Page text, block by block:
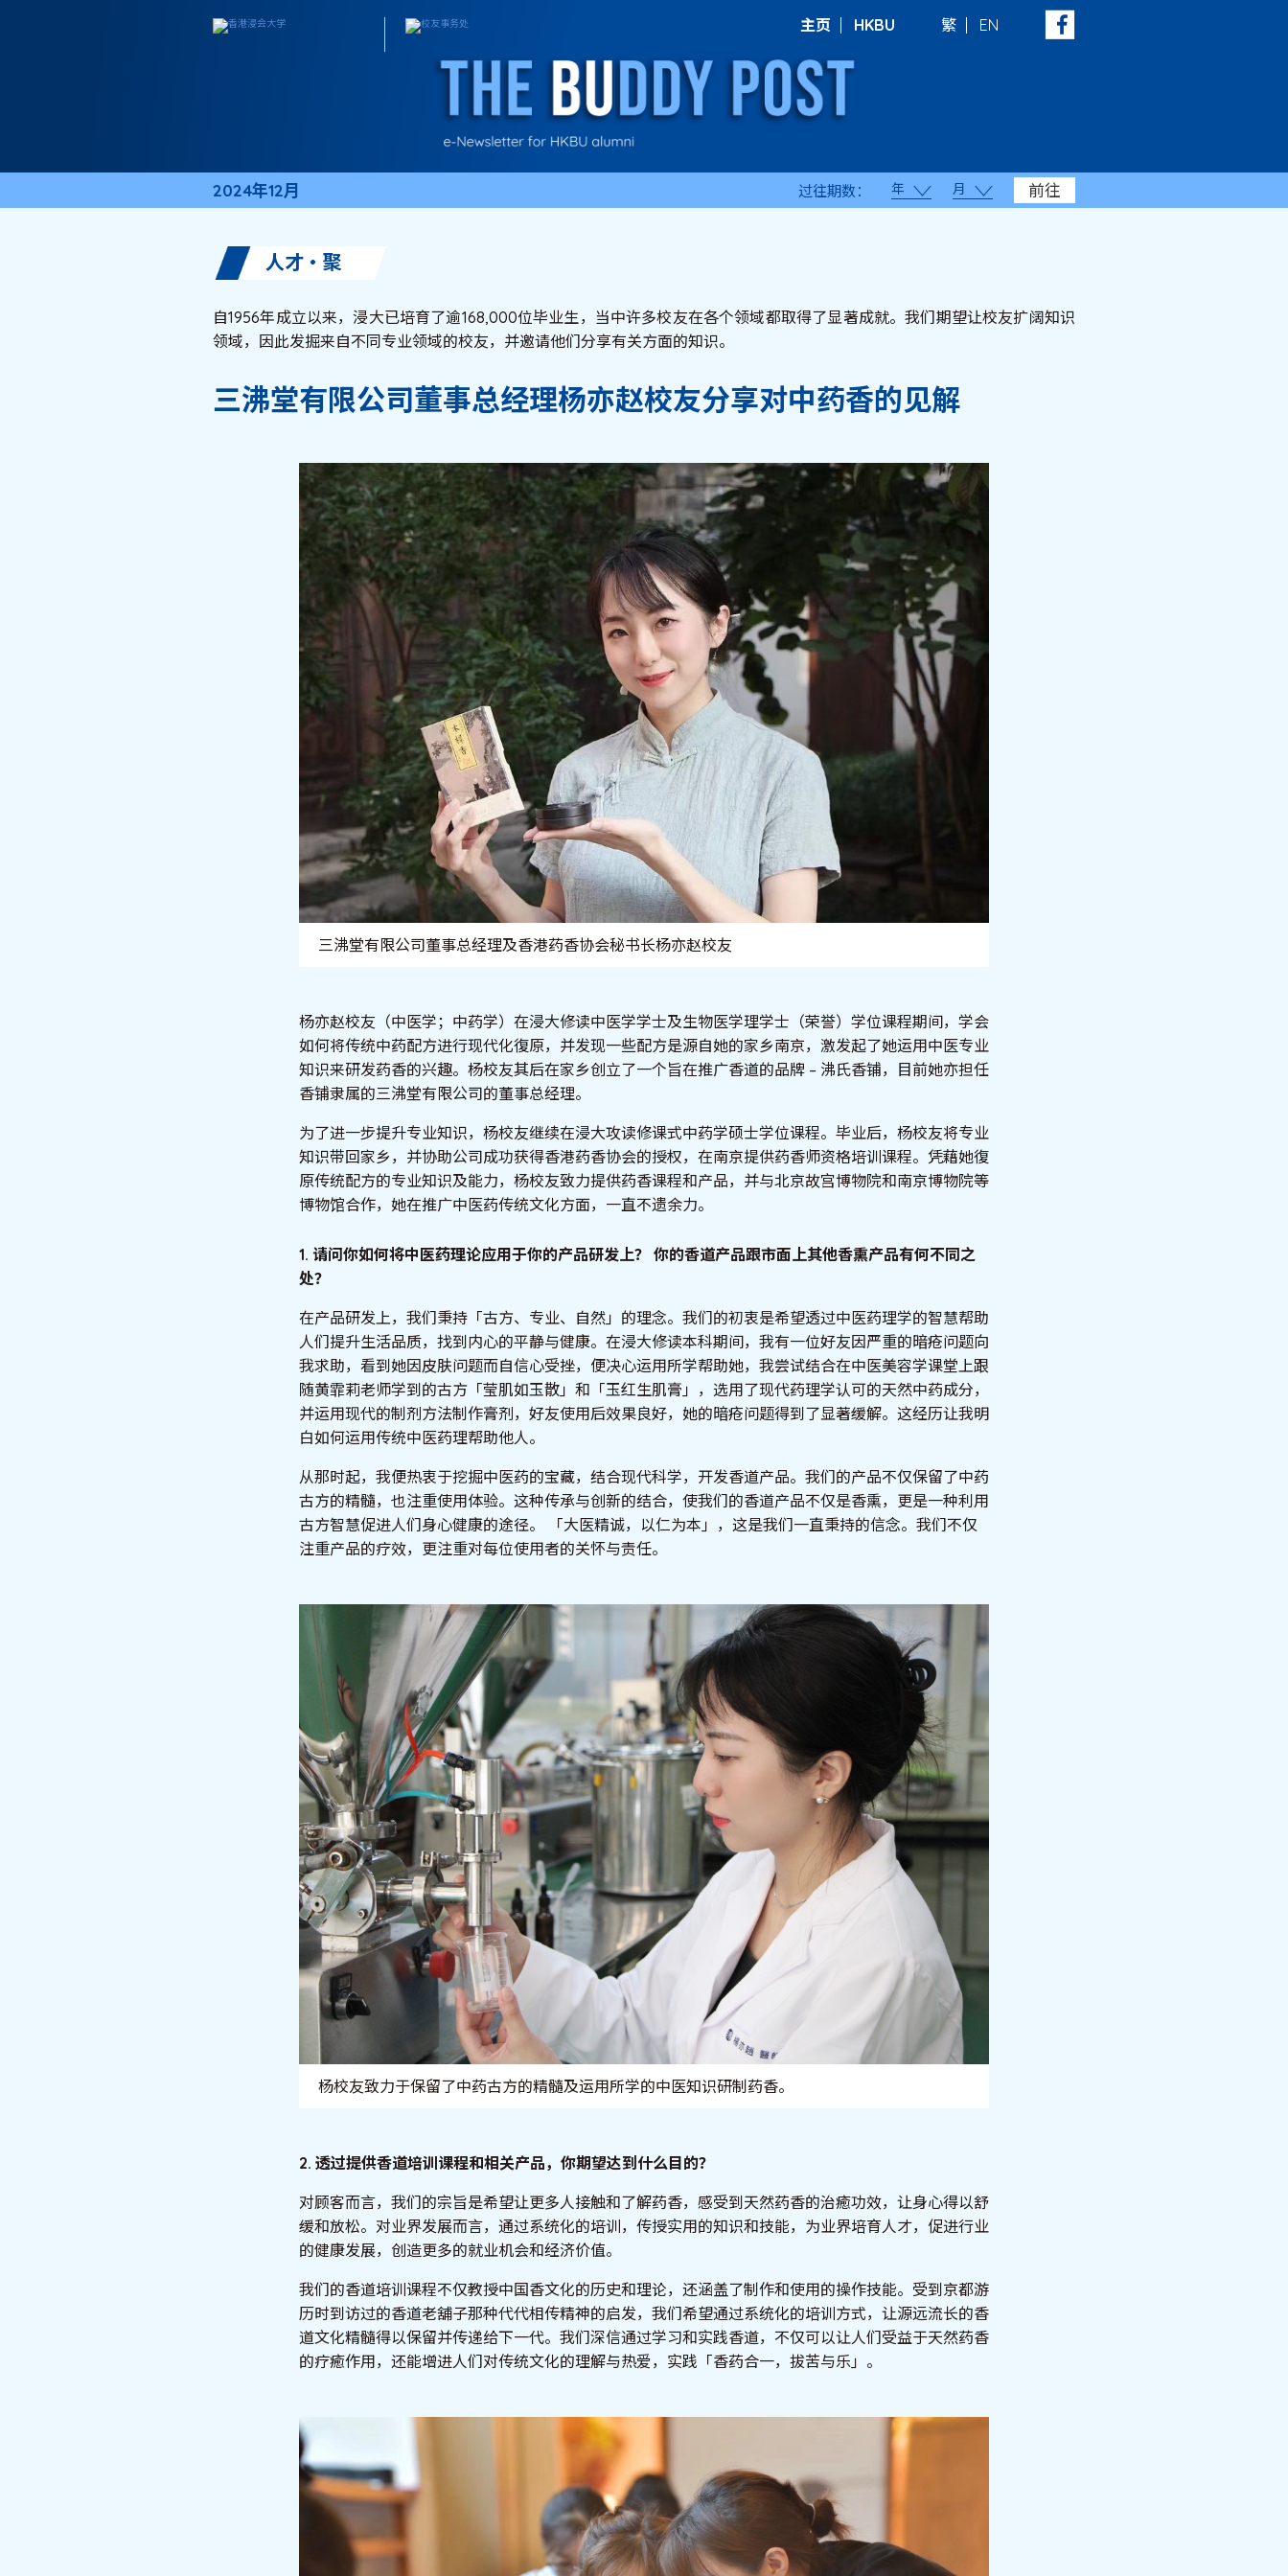
主页 HKBU 繁 EN
2024年12月 过往期数： 年 月 前往
人才・聚
自1956年成立以来，浸大已培育了逾168,000位毕业生，当中许多校友在各个领域都取得了显著成就。我们期望让校友扩阔知识
领域，因此发掘来自不同专业领域的校友，并邀请他们分享有关方面的知识。
三沸堂有限公司董事总经理杨亦赵校友分享对中药香的见解
三沸堂有限公司董事总经理及香港药香协会秘书长杨亦赵校友
杨亦赵校友（中医学；中药学）在浸大修读中医学学士及生物医学理学士（荣誉）学位课程期间，学会
如何将传统中药配方进行现代化復原，并发现一些配方是源自她的家乡南京，激发起了她运用中医专业
知识来研发药香的兴趣。杨校友其后在家乡创立了一个旨在推广香道的品牌 – 沸氏香铺，目前她亦担任
香铺隶属的三沸堂有限公司的董事总经理。
为了进一步提升专业知识，杨校友继续在浸大攻读修课式中药学硕士学位课程。毕业后，杨校友将专业
知识带回家乡，并协助公司成功获得香港药香协会的授权，在南京提供药香师资格培训课程。凭藉她復
原传统配方的专业知识及能力，杨校友致力提供药香课程和产品，并与北京故宫博物院和南京博物院等
博物馆合作，她在推广中医药传统文化方面，一直不遗余力。
1. 请问你如何将中医药理论应用于你的产品研发上？ 你的香道产品跟市面上其他香熏产品有何不同之
处？
在产品研发上，我们秉持「古方、专业、自然」的理念。我们的初衷是希望透过中医药理学的智慧帮助
人们提升生活品质，找到内心的平静与健康。在浸大修读本科期间，我有一位好友因严重的暗疮问题向
我求助，看到她因皮肤问题而自信心受挫，便决心运用所学帮助她，我尝试结合在中医美容学课堂上跟
随黄霏莉老师学到的古方「莹肌如玉散」和「玉红生肌膏」，选用了现代药理学认可的天然中药成分，
并运用现代的制剂方法制作膏剂，好友使用后效果良好，她的暗疮问题得到了显著缓解。这经历让我明
白如何运用传统中医药理帮助他人。
从那时起，我便热衷于挖掘中医药的宝藏，结合现代科学，开发香道产品。我们的产品不仅保留了中药
古方的精髓，也注重使用体验。这种传承与创新的结合，使我们的香道产品不仅是香熏，更是一种利用
古方智慧促进人们身心健康的途径。 「大医精诚，以仁为本」，这是我们一直秉持的信念。我们不仅
注重产品的疗效，更注重对每位使用者的关怀与责任。
杨校友致力于保留了中药古方的精髓及运用所学的中医知识研制药香。
2. 透过提供香道培训课程和相关产品，你期望达到什么目的？
对顾客而言，我们的宗旨是希望让更多人接触和了解药香，感受到天然药香的治癒功效，让身心得以舒
缓和放松。对业界发展而言，通过系统化的培训，传授实用的知识和技能，为业界培育人才，促进行业
的健康发展，创造更多的就业机会和经济价值。
我们的香道培训课程不仅教授中国香文化的历史和理论，还涵盖了制作和使用的操作技能。受到京都游
历时到访过的香道老舖子那种代代相传精神的启发，我们希望通过系统化的培训方式，让源远流长的香
道文化精髓得以保留并传递给下一代。我们深信通过学习和实践香道，不仅可以让人们受益于天然药香
的疗癒作用，还能增进人们对传统文化的理解与热爱，实践「香药合一，拔苦与乐」。